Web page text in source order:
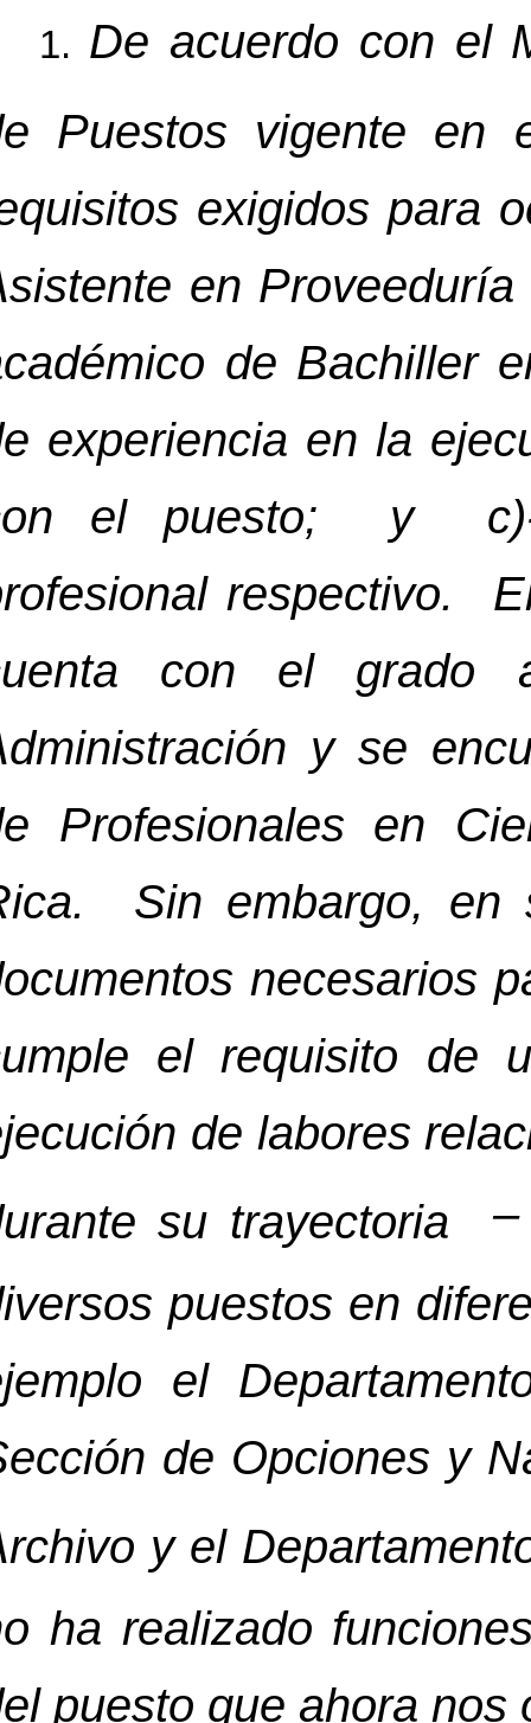
De acuerdo con el
Puestos vigente en
exigidos para
en
de Bachiller
experiencia en la
el puesto; y c)-
respectivo.
con el grado
y se
Profesionales en
Sin embargo, en
necesarios
el requisito de
de labores
su trayectoria–
puestos en
el
de Opciones y
y el
ha realizado
puesto que ahora nos